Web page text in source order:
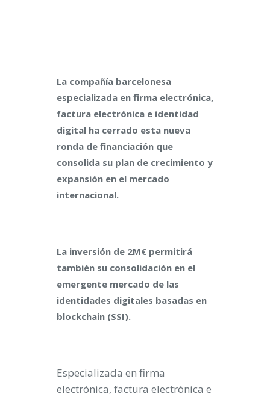
La compañía barcelonesa
especializada en firma electrónica,
factura electrónica e identidad
digital ha cerrado esta nueva
ronda de financiación que
consolida su plan de crecimiento y
expansión en el mercado
internacional.
La inversión de 2M€ permitirá
también su consolidación en el
emergente mercado de las
identidades digitales basadas en
blockchain (SSI).
Especializada en firma
electrónica, factura electrónica e